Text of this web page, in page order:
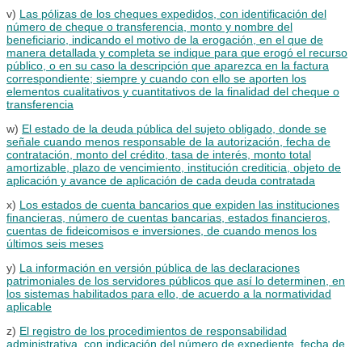
v) Las pólizas de los cheques expedidos, con identificación del
número de cheque o transferencia, monto y nombre del
beneficiario, indicando el motivo de la erogación, en el que de
manera detallada y completa se indique para que erogó el recurso
público, o en su caso la descripción que aparezca en la factura
correspondiente; siempre y cuando con ello se aporten los
elementos cualitativos y cuantitativos de la finalidad del cheque o
transferencia
w) El estado de la deuda pública del sujeto obligado, donde se
señale cuando menos responsable de la autorización, fecha de
contratación, monto del crédito, tasa de interés, monto total
amortizable, plazo de vencimiento, institución crediticia, objeto de
aplicación y avance de aplicación de cada deuda contratada
x) Los estados de cuenta bancarios que expiden las instituciones
financieras, número de cuentas bancarias, estados financieros,
cuentas de fideicomisos e inversiones, de cuando menos los
últimos seis meses
y) La información en versión pública de las declaraciones
patrimoniales de los servidores públicos que así lo determinen, en
los sistemas habilitados para ello, de acuerdo a la normatividad
aplicable
z) El registro de los procedimientos de responsabilidad
administrativa, con indicación del número de expediente, fecha de